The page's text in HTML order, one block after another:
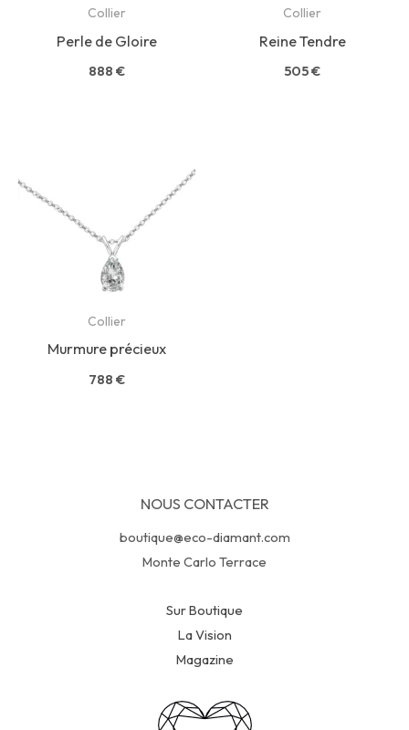
Collier
Perle de Gloire
888 €
Collier
Reine Tendre
505€
Collier
Murmure précieux
788 €
NOUS CONTACTER
boutique@eco-diamant.com
Monte Carlo Terrace
Sur Boutique
La Vision
Magazine